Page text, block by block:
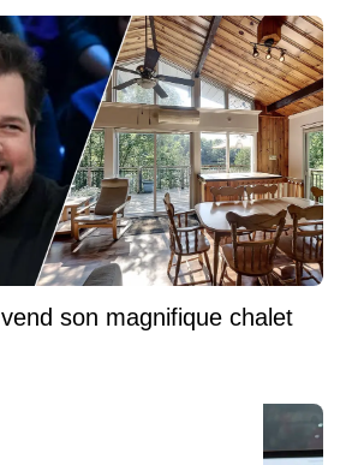
son magnifique chalet